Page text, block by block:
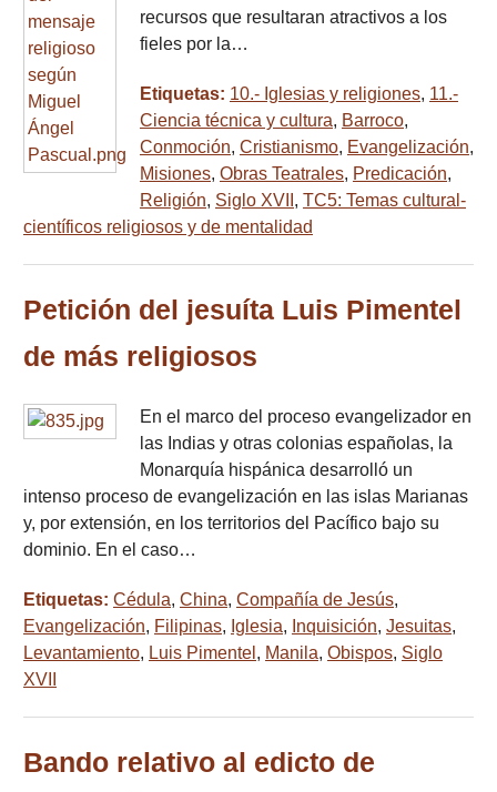
recursos que resultaran atractivos a los
fieles por la…
Etiquetas: 10.- Iglesias y religiones, 11.-
Ciencia técnica y cultura, Barroco,
Conmoción, Cristianismo, Evangelización,
Misiones, Obras Teatrales, Predicación,
Religión, Siglo XVII , TC5: Temas cultural-
científicos religiosos y de mentalidad
Petición del jesuíta Luis Pimentel
de más religiosos
En el marco del proceso evangelizador en
las Indias y otras colonias españolas, la
Monarquía hispánica desarrolló un
intenso proceso de evangelización en las islas Marianas
y, por extensión, en los territorios del Pacífico bajo su
dominio. En el caso…
Etiquetas: Cédula, China, Compañía de Jesús,
Evangelización, Filipinas, Iglesia, Inquisición, Jesuitas,
Levantamiento, Luis Pimentel , Manila, Obispos, Siglo
XVII
Bando relativo al edicto de